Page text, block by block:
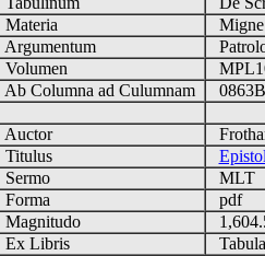
Materia
Argumentum
Volumen
Ab Columna ad Culumnam
Auctor
Titulus
Sermo
MLT
Forma
pdf
Magnitudo
Ex Libris